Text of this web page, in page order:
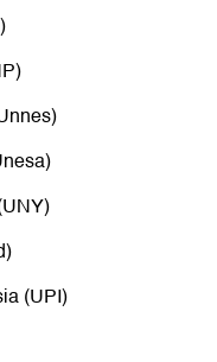
(UPI)